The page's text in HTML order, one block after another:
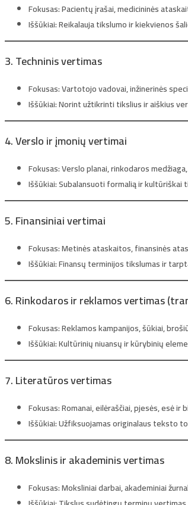
Fokusas:Pacientų įrašai, medicininės
Iššūkiai:Reikalauja tikslumo ir kiekvienos
3. Techninis vertimas
Fokusas:Vartotojo vadovai, inžinerinės
Iššūkiai:Norint užtikrinti tikslius ir aiškius
4. Verslo ir įmonių vertimai
Fokusas:Verslo planai, rinkodaros
Iššūkiai:Subalansuoti formalią ir kultūriškai
5. Finansiniai vertimai
Fokusas:Metinės ataskaitos, finansinės
Iššūkiai:Finansų terminijos tikslumas ir
6. Rinkodaros ir reklamos vertimas
Fokusas:Reklamos kampanijos, šūkiai,
Iššūkiai:Kultūrinių niuansų ir kūrybinių
7. Literatūros vertimas
Fokusas:Romanai, eilėraščiai, pjesės, esė ir
Iššūkiai:Užfiksuojamas originalaus teksto
8. Mokslinis ir akademinis vertimas
Fokusas:Moksliniai darbai, akademiniai